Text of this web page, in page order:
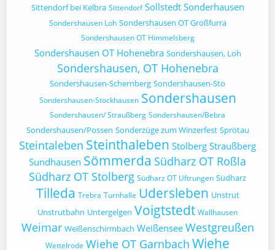
Sittendorf bei Kelbra Sittendorf Sollstedt Sonderhausen
Sondershausen Loh Sondershausen OT Großfurra
Sondershausen OT Himmelsberg
Sondershausen OT Hohenebra Sondershausen, Loh
Sondershausen, OT Hohenebra
Sondershausen-Schernberg Sondershausen-Sto
Sondershausen-Stockhausen Sondershausen
Sondershausen/ Straußberg Sondershausen/Bebra
Sondershausen/Possen Sonderzüge zum Winzerfest Sprötau
Steintaleben Steinthaleben Stolberg Straußberg
Sundhausen Sömmerda Südharz OT Roßla
Südharz OT Stolberg Südharz OT Uftrungen Südharz
Tilleda Trebra Turnhalle Udersleben Unstrut
Unstrutbahn Untergelgen Voigtstedt Wallhausen
Weimar Weißenschirmbach Weißensee Westgreußen
Wettelrode Wiehe OT Garnbach Wiehe